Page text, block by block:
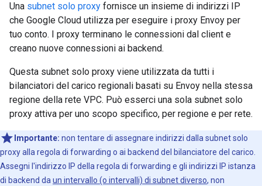
Una subnet solo proxy fornisce un insieme di indirizzi IP
che Google Cloud utilizza per eseguire i proxy Envoy per
tuo conto. I proxy terminano le connessioni dal client e
creano nuove connessioni ai backend.
Questa subnet solo proxy viene utilizzata da tutti i
bilanciatori del carico regionali basati su Envoy nella stessa
regione della rete VPC. Può esserci una sola subnet solo
proxy attiva per uno scopo specifico, per regione e per rete.
Importante: non tentare di assegnare indirizzi dalla subnet solo
proxy alla regola di forwarding o ai backend del bilanciatore del carico.
Assegni l'indirizzo IP della regola di forwarding e gli indirizzi IP istanza
di backend da un intervallo (o intervalli) di subnet diverso, non